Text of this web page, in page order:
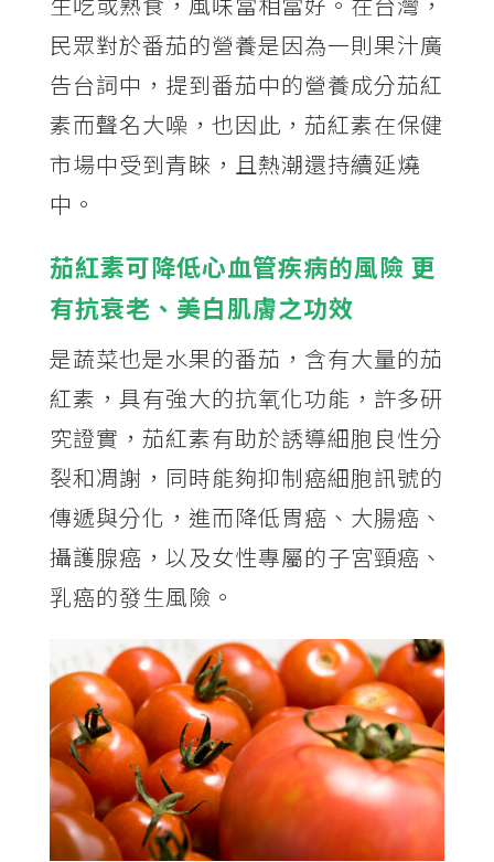
民眾對於番茄的營養是因為一則果汁廣
告台詞中，提到番茄中的營養成分茄紅
素而聲名大噪，也因此，茄紅素在保健
市場中受到青睞，且熱潮還持續延燒
中。
茄紅素可降低心血管疾病的風險 更
有抗衰老、美白肌膚之功效
是蔬菜也是水果的番茄，含有大量的茄
紅素，具有強大的抗氧化功能，許多研
究證實，茄紅素有助於誘導細胞良性分
裂和凋謝，同時能夠抑制癌細胞訊號的
傳遞與分化，進而降低胃癌、大腸癌、
攝護腺癌，以及女性專屬的子宮頸癌、
乳癌的發生風險。